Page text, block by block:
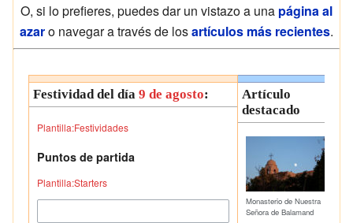
O, si lo prefieres, puedes dar un vistazo a una página al
azaro navegar a través de losartículos más recientes.
Festividad del día 9 de agosto:
Plantilla:Festividades
Puntos de partida
Plantilla:Starters
Artículo
destacado
Monasterio de Nuestra
Señora de Balamand